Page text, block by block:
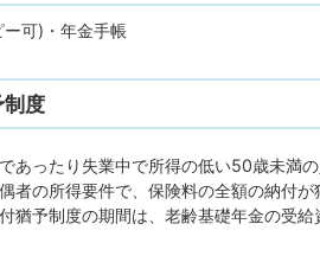
可)・年金手帳
度
あったり失業中で所得の低い50歳未満
者の所得要件で、保険料の全額の納付が
猶予制度の期間は、老齢基礎年金の受